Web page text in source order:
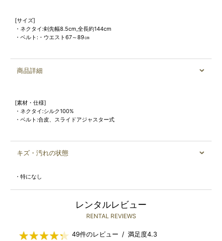
[サイズ]
・ネクタイ:剣先幅8.5cm,全長約144cm
・ベルト:・ウエスト67～89㎝
商品詳細
[素材・仕様]
・ネクタイ:シルク100%
・ベルト:合皮、スライドアジャスター式
キズ・汚れの状態
・特になし
レンタルレビュー
RENTAL REVIEWS
49件のレビュー / 満足度4.3